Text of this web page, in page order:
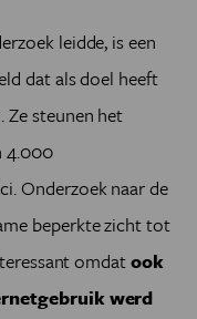
leidde, is een
dat als doel heeft
steunen het
4.000
Onderzoek naar de
beperkte zicht tot
omdatook
werd